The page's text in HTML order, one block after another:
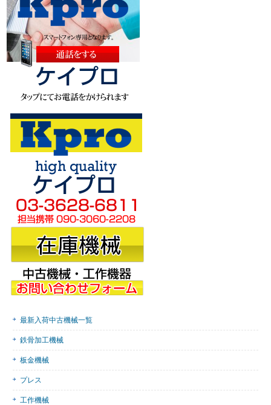
最新入荷中古機械一覧
鉄骨加工機械
板金機械
プレス
工作機械